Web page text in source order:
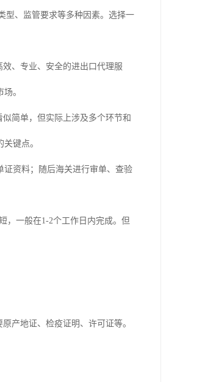
型、监管要求等多种因素。选择一
、专业、安全的进出口代理服
。
简单，但实际上涉及多个环节和
键点。
资料；随后海关进行审单、查验
，一般在1-2个工作日内完成。但
产地证、检疫证明、许可证等。